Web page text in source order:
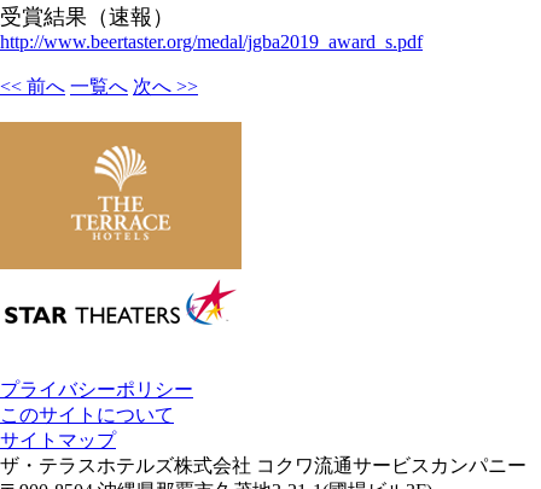
受賞結果（速報）
http://www.beertaster.org/medal/jgba2019_award_s.pdf
<< 前へ 一覧へ 次へ >>
プライバシーポリシー
このサイトについて
サイトマップ
ザ・テラスホテルズ株式会社 コクワ流通サービスカンパニー